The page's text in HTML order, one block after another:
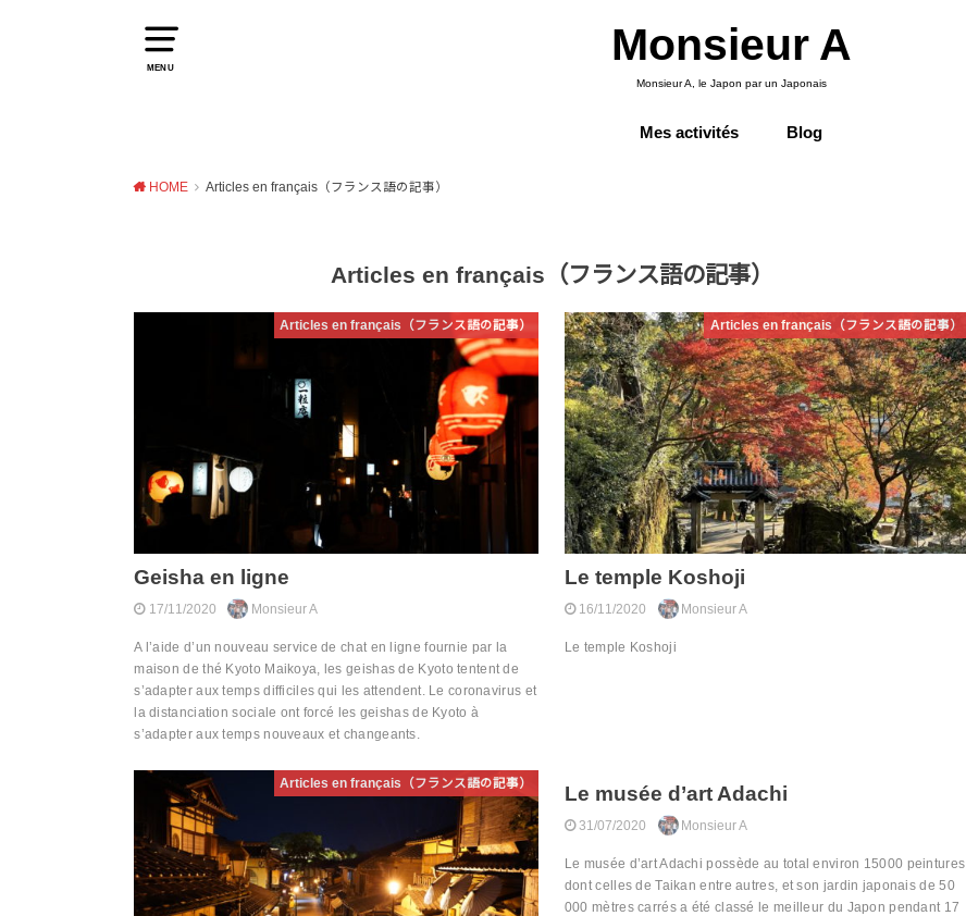
MENU Monsieur A
Monsieur A, le Japon par un Japonais
Mes activités Blog
HOME Articles en français（フランス語の記事）
Articles en français（フランス語の記事）
Articles en français（フランス語の記事）
Geisha en ligne
17/11/2020 Monsieur A
A l’aide d’un nouveau service de chat en ligne fournie par la
maison de thé Kyoto Maikoya, les geishas de Kyoto tentent de
s’adapter aux temps difficiles qui les attendent. Le coronavirus et
la distanciation sociale ont forcé les geishas de Kyoto à
s’adapter aux temps nouveaux et changeants.
Articles en français（フランス語の記事）
Le temple Koshoji
16/11/2020 Monsieur A
Le temple Koshoji
Articles en français（フランス語の記事） Articles en français（フランス語の記事）
Le musée d’art Adachi
31/07/2020 Monsieur A
Le musée d’art Adachi possède au total environ 15000 peintures
dont celles de Taikan entre autres, et son jardin japonais de 50
000 mètres carrés a été classé le meilleur du Japon pendant 17